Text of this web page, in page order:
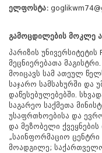
ელფოსტა:
გამოცდილების მოკლე
პარიზის უნივერსიტეტის
მეცნიერებათა
მოიცავს სამ ათეულ
საჯარო სამსახურში და
დაწესებულებებში.
საგარეო საქმეთა
უსაფრთხოებისა და
და მეზობელი ქვეყნების
„საინფორმაციო ცენტრი
მოადგილე;